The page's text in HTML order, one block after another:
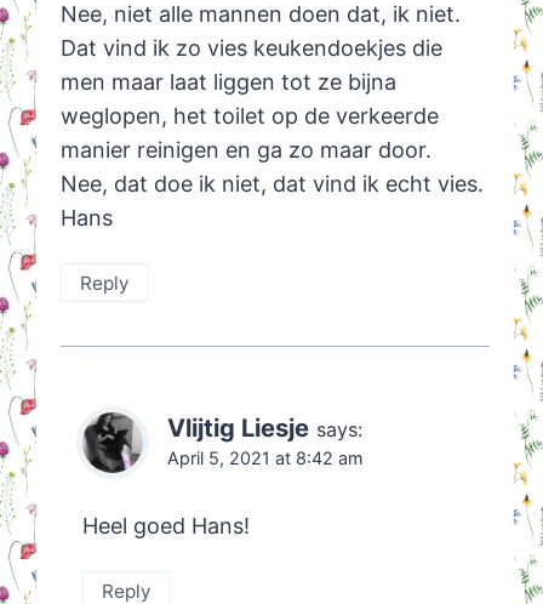
Nee, niet alle mannen doen dat, ik niet.
Dat vind ik zo vies keukendoekjes die
men maar laat liggen tot ze bijna
weglopen, het toilet op de verkeerde
manier reinigen en ga zo maar door.
Nee, dat doe ik niet, dat vind ik echt vies.
Hans
Reply
Vlijtig Liesje says:
April 5, 2021 at 8:42 am
Heel goed Hans!
Reply